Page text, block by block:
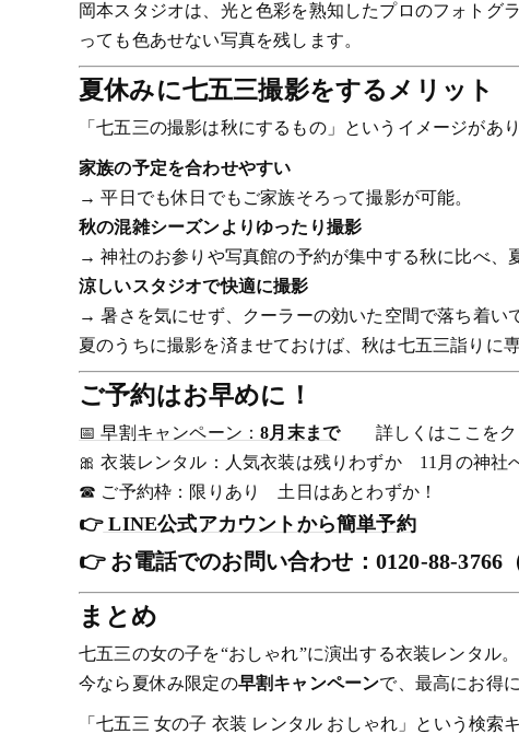
岡本スタジオは、光と色彩を熟知したプロのフォトグ
っても色あせない写真を残します。
夏休みに七五三撮影をするメリット
「七五三の撮影は秋にするもの」というイメージがあ
家族の予定を合わせやすい
→ 平日でも休日でもご家族そろって撮影が可能。
秋の混雑シーズンよりゆったり撮影
→ 神社のお参りや写真館の予約が集中する秋に比べ、
涼しいスタジオで快適に撮影
→ 暑さを気にせず、クーラーの効いた空間で落ち着い
夏のうちに撮影を済ませておけば、秋は七五三詣りに
ご予約はお早めに！
📅 早割キャンペーン：8月末まで詳しくはここをク
🎀 衣装レンタル：人気衣装は残りわずか 11月の神社
☎ ご予約枠：限りあり 土日はあとわずか！
👉LINE公式アカウントから簡単予約
👉 お電話でのお問い合わせ：0120-88-3766
まとめ
七五三の女の子を“おしゃれ”に演出する衣装レンタル。
今なら夏休み限定の早割キャンペーンで、最高にお得
「七五三 女の子 衣装 レンタル おしゃれ」という検